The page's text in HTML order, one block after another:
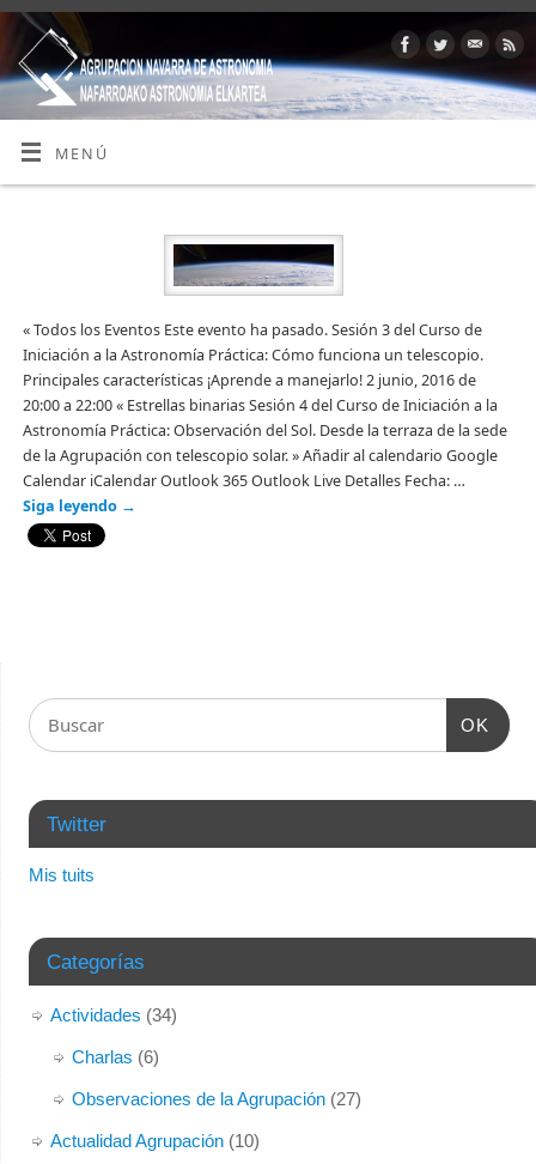
MENÚ
« Todos los Eventos Este evento ha pasado. Sesión 3 del Curso de
Iniciación a la Astronomía Práctica: Cómo funciona un telescopio.
Principales características ¡Aprende a manejarlo! 2 junio, 2016 de
20:00 a 22:00 « Estrellas binarias Sesión 4 del Curso de Iniciación a la
Astronomía Práctica: Observación del Sol. Desde la terraza de la sede
de la Agrupación con telescopio solar. » Añadir al calendario Google
Calendar iCalendar Outlook 365 Outlook Live Detalles Fecha: …
Siga leyendo →
OK
Twitter
Mis tuits
Categorías
Actividades (34)
Charlas (6)
Observaciones de la Agrupación(27)
Actualidad Agrupación(10)